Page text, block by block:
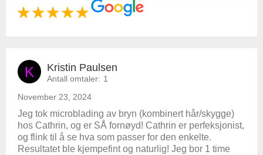
K Kristin Paulsen
Antall omtaler: 1
November 23, 2024
Jeg tok microblading av bryn (kombinert hår/skygge)
hos Cathrin, og er SÅ fornøyd! Cathrin er perfeksjonist,
og flink til å se hva som passer for den enkelte.
Resultatet ble kjempefint og naturlig! Jeg bor 1 time